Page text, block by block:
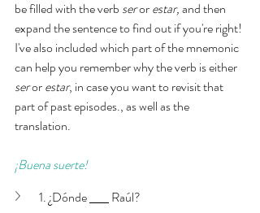
be filled with the verb ser or estar, and then
expand the sentence to find out if you're right!
I've also included which part of the mnemonic
can help you remember why the verb is either
ser or estar, in case you want to revisit that
part of past episodes., as well as the
translation.
¡Buena suerte!
1. ¿Dónde
Raúl?